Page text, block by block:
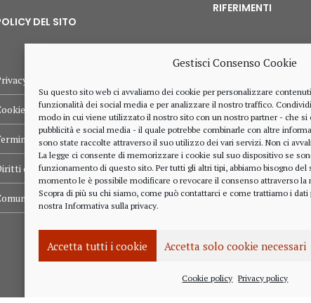
Gestisci Consenso Cookie
Su questo sito web ci avvaliamo dei cookie per personalizzare
funzionalità dei social media e per analizzare il nostro traffico.
modo in cui viene utilizzato il nostro sito con un nostro partner - che si
pubblicità e social media - il quale potrebbe combinarle con altre
sono state raccolte attraverso il suo utilizzo dei vari servizi. Non ci
La legge ci consente di memorizzare i cookie sul suo dispositivo se
funzionamento di questo sito. Per tutti gli altri tipi, abbiamo bisogno del
momento le è possibile modificare o revocare il consenso attraverso la
Scopra di più su chi siamo, come può contattarci e come trattiamo i
nostra Informativa sulla privacy.
Accetta tutti i cookie Accetta solo cookie necessari
Cookie policy Privacy policy
DEL SITO
policy
policy
e condizioni d’uso
dell’utente
RIFERIMENTI
RZZ LRT 72M24
IT 02916940048
© 2021,PC.COM